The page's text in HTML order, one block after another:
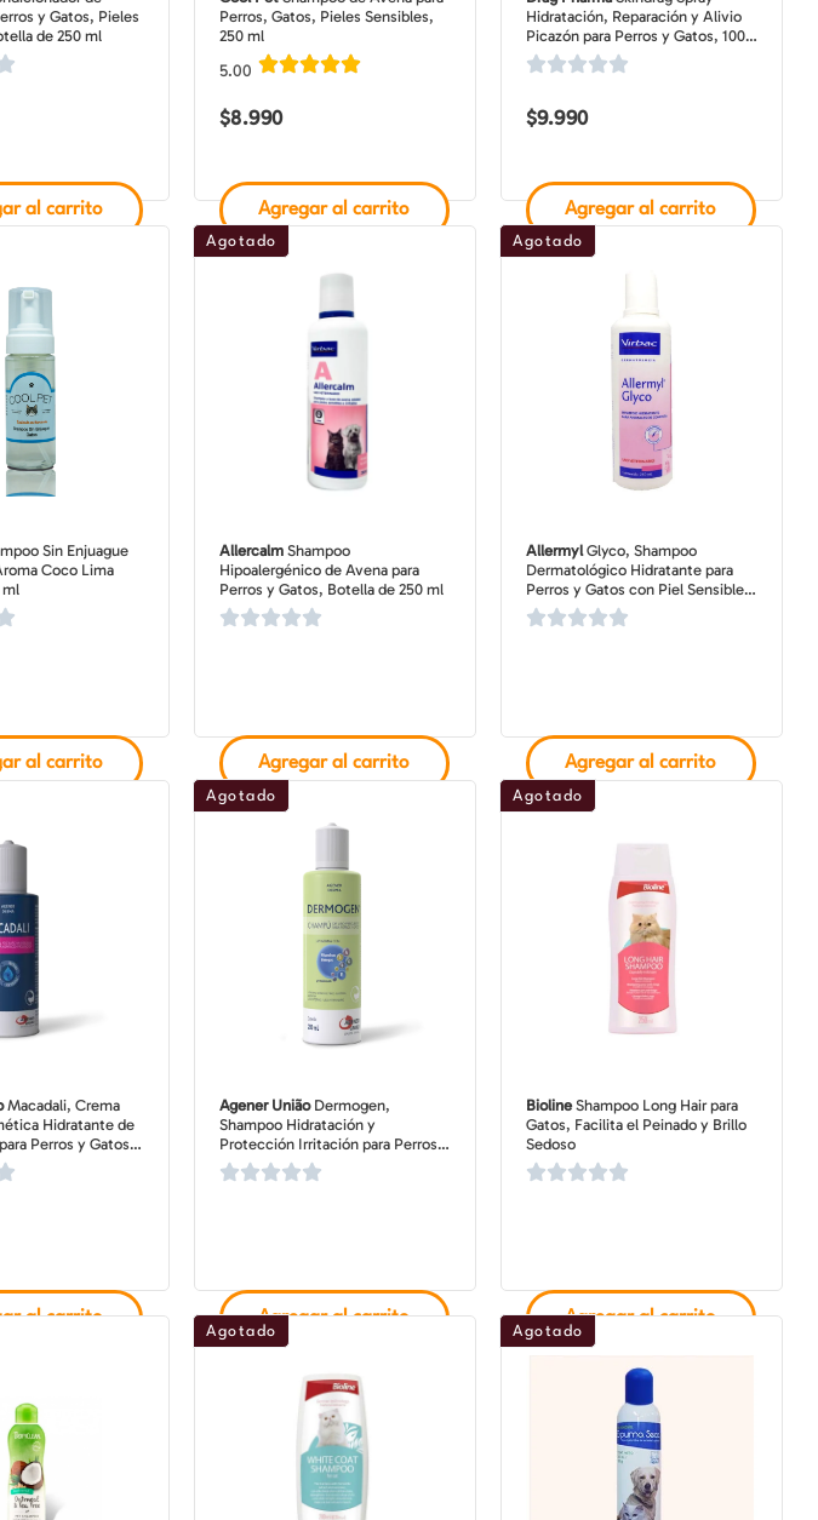
y Gatos, Pieles
de 250 ml
al carrito
Perros, Gatos, Pieles Sensibles,
250 ml
5.00
$8.990
Agregar al carrito
Hidratación, Reparación y Alivio
Picazón para Perros y Gatos, 100
ml
$9.990
Agregar al carrito
Sin Enjuague
Coco Lima
ml
al carrito
AllercalmShampoo
Hipoalergénico de Avena para
Perros y Gatos, Botella de 250 ml
Agotado
Agregar al carrito
AllermylGlyco, Shampoo
Dermatológico Hidratante para
Perros y Gatos con Piel Sensible y
Alérgica, Botella de 250 ml
Agotado
Agregar al carrito
Macadali, Crema
Hidratante de
Perros y Gatos,
al carrito
Agener UniãoDermogen,
Shampoo Hidratación y
Protección Irritación para Perros y
Gatos con Piel Sensible, 200 ml
Agotado
Agregar al carrito
BiolineShampoo Long Hair para
Gatos, Facilita el Peinado y Brillo
Sedoso
Agotado
Agregar al carrito
Agotado Agotado